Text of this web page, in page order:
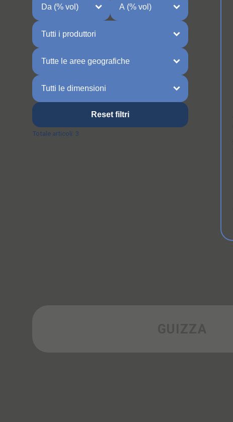
Reset filtri
Totale articoli: 3